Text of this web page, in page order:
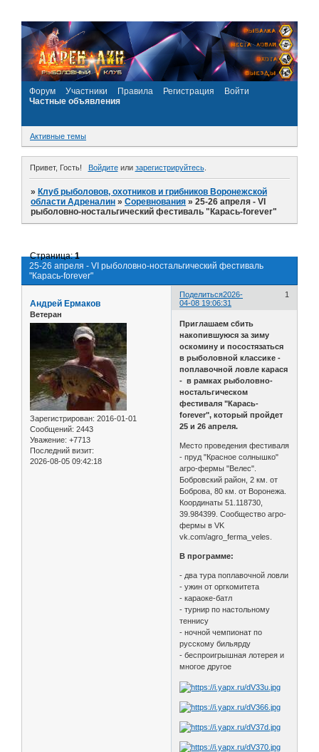
Форум Участники Правила Регистрация
Войти
Частные объявления
Активные темы
Привет, Гость! Войдитеили зарегистрируйтесь.
»Клуб рыболовов, охотников и грибников Воронежской
области Адреналин »Соревнования »25-26 апреля - VI
рыболовно-ностальгический фестиваль "Карась-forever"
25-26 апреля - VI рыболовно-ностальгический фестиваль
"Карась-forever"
Страница:1
Поделиться 1
2026-
04-08 19:06:31
Андрей Ермаков
Ветеран
Зарегистрирован: 2016-01-01
Сообщений: 2443
Уважение: +7713
Последний визит:
2026-08-05 09:42:18
Приглашаем сбить
накопившуюся за зиму
оскомину и посостязаться
в рыболовной классике -
поплавочной ловле карася
- в рамках рыболовно-
ностальгическом
фестиваля "Карась-
forever", который пройдет
25 и 26 апреля.
Место проведения фестиваля
- пруд "Красное солнышко"
агро-фермы "Велес".
Бобровский район, 2 км. от
Боброва, 80 км. от Воронежа.
Координаты 51.118730,
39.984399. Сообщество агро-
фермы в VK
vk.com/agro_ferma_veles.
В программе:
- два тура поплавочной ловли
- ужин от оргкомитета
- караоке-батл
- турнир по настольному
теннису
- ночной чемпионат по
русскому бильярду
- беспроигрышная лотерея и
многое другое